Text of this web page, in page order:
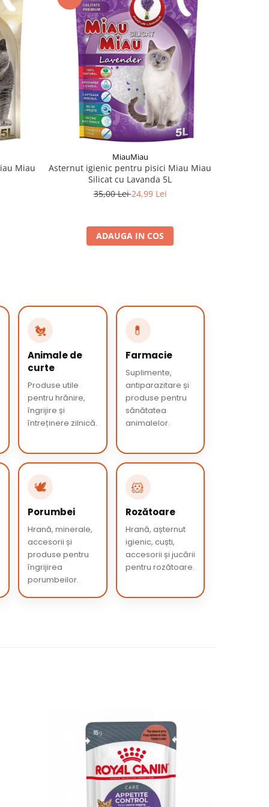
Miau
MiauMiau
Asternut igienic pentru pisici Miau Miau
Silicat cu Lavanda 5L
35,00 Lei24,99 Lei
ADAUGA IN COS
🐔
Animale de
curte
Produse utile
pentru hrănire,
îngrijire și
întreținere zilnică.
💊
Farmacie
Suplimente,
antiparazitare și
produse pentru
sănătatea
animalelor.
🕊️
Porumbei
Hrană, minerale,
accesorii și
produse pentru
îngrijirea
porumbeilor.
🐹
Rozătoare
Hrană, așternut
igienic, cuști,
accesorii și jucării
pentru rozătoare.